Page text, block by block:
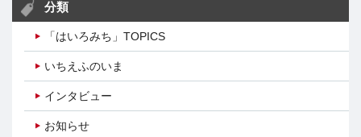
分類
「はいろみち」TOPICS
いちえふのいま
インタビュー
お知らせ